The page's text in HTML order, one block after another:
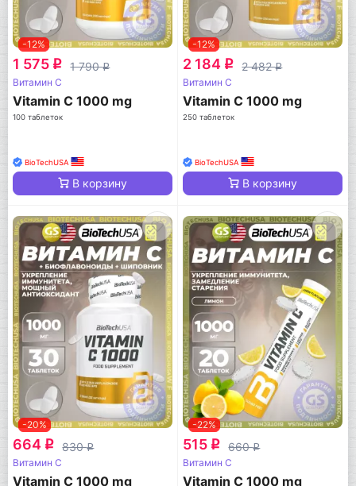
-12%
1 575 q 1 790q
Витамин C
Vitamin C 1000 mg
100 таблеток
BioTechUSA
В корзину
-12%
2 184 q 2 482q
Витамин C
Vitamin C 1000 mg
250 таблеток
BioTechUSA
В корзину
-20%
664 q 830q
Витамин C
Vitamin C 1000 mg
-22%
515 q 660q
Витамин C
Vitamin C 1000 mg